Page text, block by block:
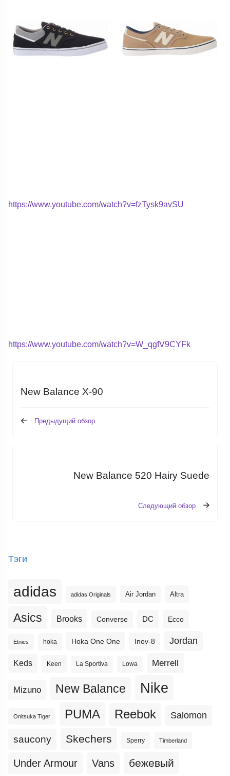
https://www.youtube.com/watch?v=fzTysk9avSU
https://www.youtube.com/watch?v=W_qgfV9CYFk
New Balance X-90
Предыдущий обзор
New Balance 520 Hairy Suede
Следующий обзор
Тэги
adidas adidas Originals Air Jordan Altra
Asics Brooks Converse DC Ecco
Etnies hoka Hoka One One Inov-8 Jordan
Keds Keen La Sportiva Lowa Merrell
Mizuno New Balance Nike
Onitsuka Tiger PUMA Reebok Salomon
saucony Skechers Sperry Timberland
Under Armour Vans бежевый